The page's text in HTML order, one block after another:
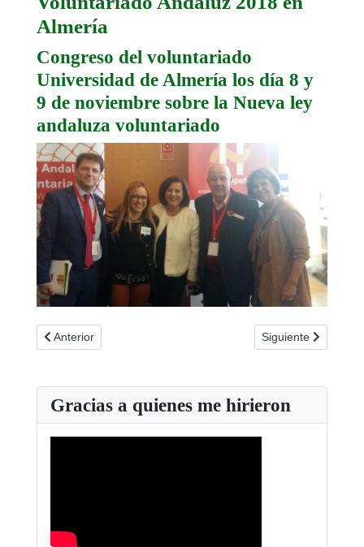
Almería
Congreso del voluntariado
Universidad de Almería los día 8 y
9 de noviembre sobre la Nueva ley
andaluza voluntariado
Artículo anterior: FAJER en el Consejo Asesor de
Anterior Artículo siguiente:
Siguiente
Gracias a quienes me hirieron